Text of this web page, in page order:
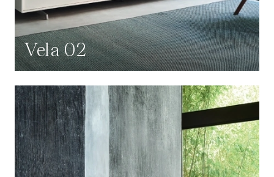
Vela 02